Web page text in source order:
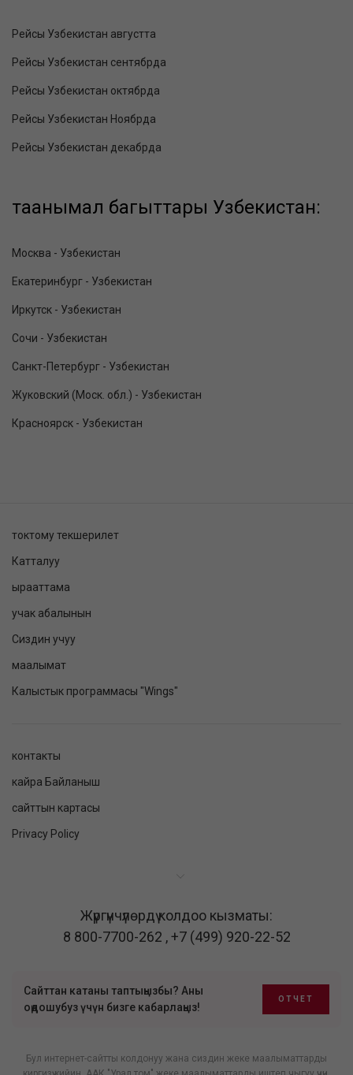
Рейсы Узбекистан августта
Рейсы Узбекистан сентябрда
Рейсы Узбекистан октябрда
Рейсы Узбекистан Ноябрда
Рейсы Узбекистан декабрда
таанымал багыттары Узбекистан:
Москва - Узбекистан
Екатеринбург - Узбекистан
Иркутск - Узбекистан
Сочи - Узбекистан
Санкт-Петербург - Узбекистан
Жуковский (Моск. обл.) - Узбекистан
Красноярск - Узбекистан
токтому текшерилет
Катталуу
ырааттама
учак абалынын
Сиздин учуу
маалымат
Калыстык программасы "Wings"
контакты
кайра Байланыш
сайттын картасы
Privacy Policy
Жүргүнчүлөрдү колдоо кызматы:
8 800-7700-262 ,+7 (499) 920-22-52
Сайттан катаны таптыңызбы? Аны
оңдошубуз үчүн бизге кабарлаңыз!
ОТЧЕТ
Бул интернет-сайтты колдонуу жана сиздин жеке маалыматтарды